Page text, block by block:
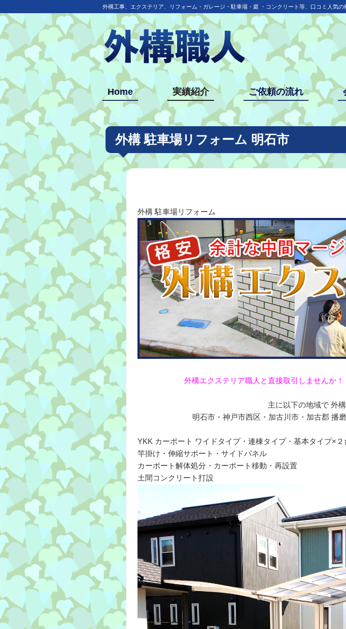
外構工事、エクステリア、リフォーム・ガレージ・駐車場・庭 ・コンクリート等、口コミ人気の
Home 実績紹介 ご依頼の流れ
外構 駐車場リフォーム 明石市
外構 駐車場リフォーム
外構エクステリア職人と直接取引しません
主に以下の地域で 外
明石市・神戸市西区・加古川市・加古郡 播
YKK カーポート ワイドタイプ・連棟タイプ・基本タイプ×２
竿掛け・伸縮サポート・サイドパネル
カーポート解体処分・カーポート移動・再設置
土間コンクリート打設